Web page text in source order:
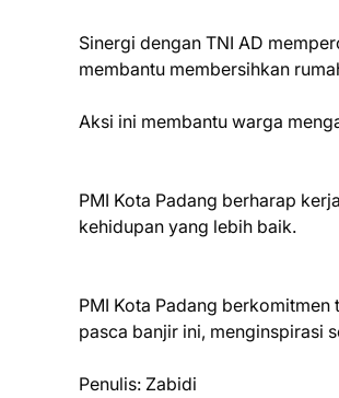
Sinergi dengan TNI AD
membantu membersihkan
Aksi ini membantu warga
PMI Kota Padang berharap
kehidupan yang lebih baik.
PMI Kota Padang
pasca banjir ini, menginspirasi
Penulis: Zabidi